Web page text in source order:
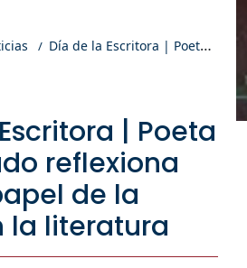
Día de la Escritora | Poeta Nadia Prado reflexiona sobre el papel de la poesía en la literatura
| Poeta
reflexiona
de la
la literatura